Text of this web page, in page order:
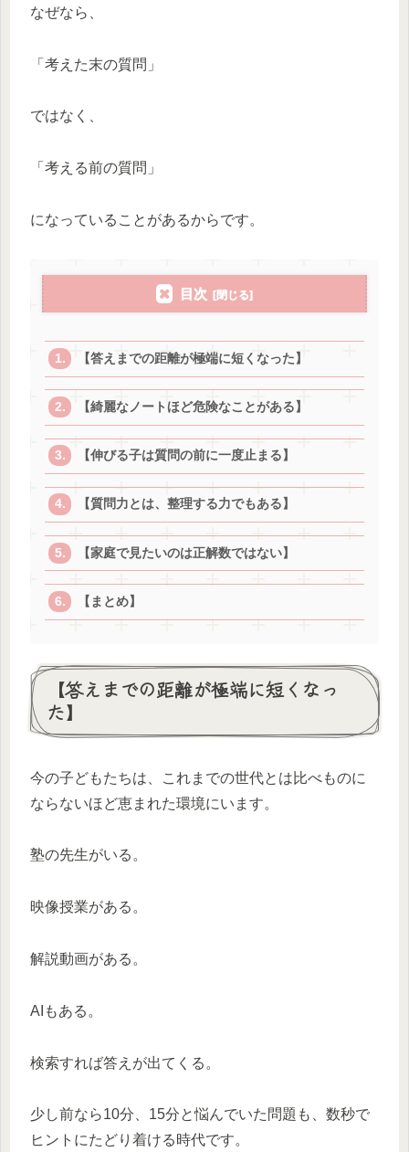
なぜなら、
「考えた末の質問」
ではなく、
「考える前の質問」
になっていることがあるからです。
目次
【答えまでの距離が極端に短くなった】
【綺麗なノートほど危険なことがある】
【伸びる子は質問の前に一度止まる】
【質問力とは、整理する力でもある】
【家庭で見たいのは正解数ではない】
【まとめ】
【答えまでの距離が極端に短くなっ
た】
今の子どもたちは、これまでの世代とは比べものに
ならないほど恵まれた環境にいます。
塾の先生がいる。
映像授業がある。
解説動画がある。
AIもある。
検索すれば答えが出てくる。
少し前なら10分、15分と悩んでいた問題も、数秒で
ヒントにたどり着ける時代です。